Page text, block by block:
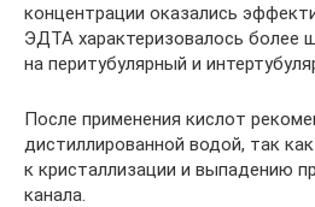
концентрации оказались
ЭДТА характеризовалось
на перитубулярный и
После применения кислот
дистиллированной водой, так
к кристаллизации и выпадению
канала.